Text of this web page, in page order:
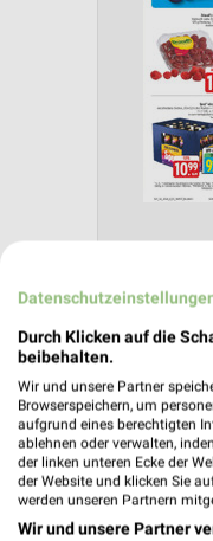
Durch Klicken auf die
beibehalten.
Wir und unsere Partner
Browserspeichern, um
aufgrund eines berechtigten
ablehnen oder verwalten,
der linken unteren Ecke der
der Website und klicken Sie
werden unseren Partnern
Wir und unsere Partner